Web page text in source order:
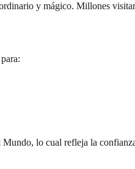
y mágico. Millones
lo cual refleja la